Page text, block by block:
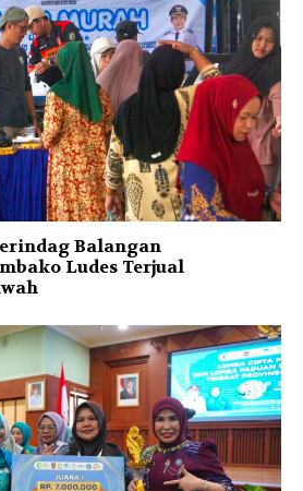
Balangan
Ludes Terjual